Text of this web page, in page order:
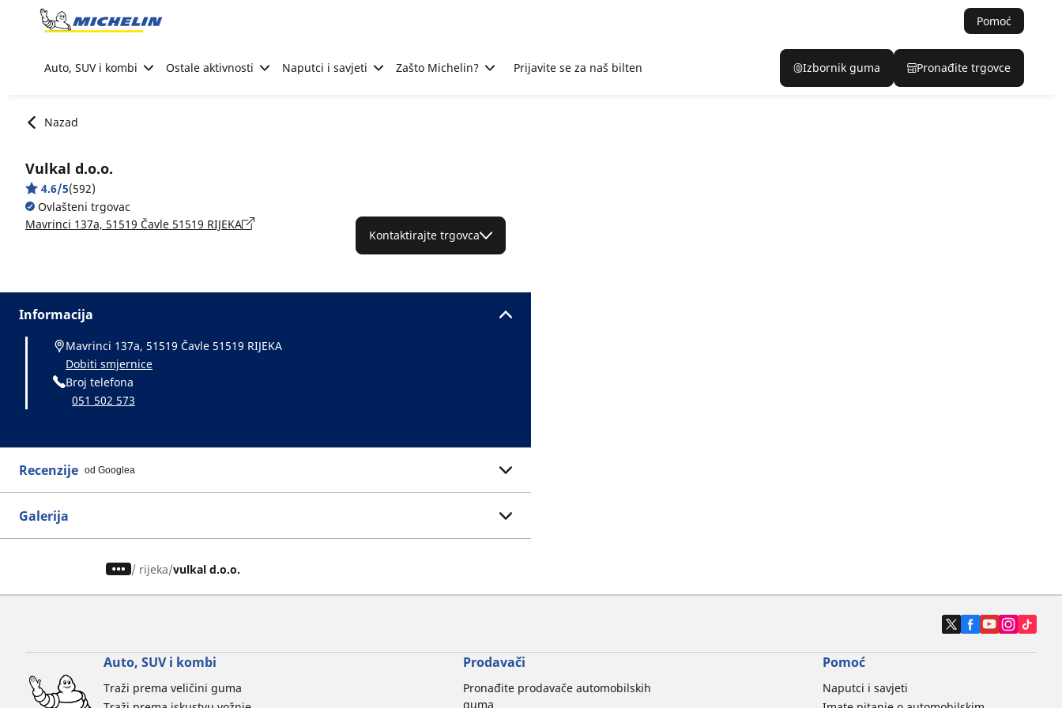
Go to page content
Pomoć
Auto, SUV i kombi Ostale aktivnosti Naputci i savjeti Zašto Michelin? Prijavite se za naš bilten Izbornik guma Pronađite trgovce
Nazad
Vulkal d.o.o.
4.6/5(592)
Ovlašteni trgovac
Mavrinci 137a, 51519 Čavle 51519 RIJEKA
Kontaktirajte trgovca
Informacija
Mavrinci 137a, 51519 Čavle 51519 RIJEKA
Dobiti smjernice
Broj telefona
051 502 573
Recenzije od Googlea
Galerija
/ rijeka vulkal d.o.o.
Auto, SUV i kombi
Traži prema veličini guma
Prodavači
Pronađite prodavače automobilskih
guma
Pomoć
Naputci i savjeti